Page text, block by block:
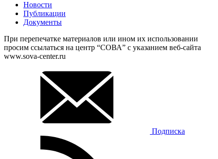
Новости
Публикации
Документы
При перепечатке материалов или ином их использовании
просим ссылаться на центр “СОВА” с указанием веб-сайта
www.sova-center.ru
Подписка